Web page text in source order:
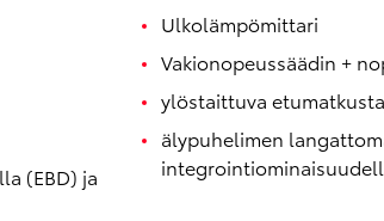
(EBD) ja
Ulkolämpömittari
Vakionopeussäädin +
ylöstaittuva
älypuhelimen